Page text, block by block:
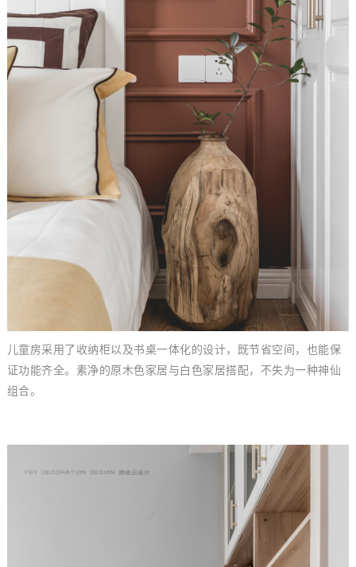
儿童房采用了收纳柜以及书桌一体化的设计， 既节省空间，也能保
证功能齐全。 素净的原木色家居与白色家居搭配，不失为一种神仙
组合。